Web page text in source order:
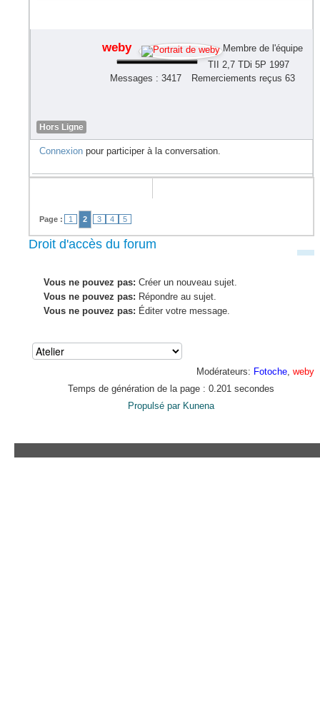
weby
Membre de l'équipe
TII 2,7 TDi 5P 1997
Messages : 3417
Remerciements reçus 63
Hors Ligne
Connexion pour participer à la conversation.
Page : 1 2 3 4 5
Droit d'accès du forum
Vous ne pouvez pas: Créer un nouveau sujet.
Vous ne pouvez pas: Répondre au sujet.
Vous ne pouvez pas: Éditer votre message.
Modérateurs: Fotoche, weby
Temps de génération de la page : 0.201 secondes
Propulsé par Kunena